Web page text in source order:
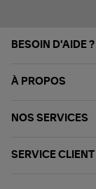
BESOIN D'AIDE ?
À PROPOS
NOS SERVICES
SERVICE CLIENT